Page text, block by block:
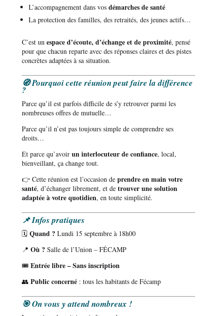
L’accompagnement dans vos démarches de santé
La protection des familles, des retraités, des jeunes actifs…
C’est un espace d’écoute, d’échange et de proximité, pensé
pour que chacun reparte avec des réponses claires et des pistes
concrètes adaptées à sa situation.
🧭 Pourquoi cette réunion peut faire la différence
?
Parce qu’il est parfois difficile de s’y retrouver parmi les
nombreuses offres de mutuelle…
Parce qu’il n’est pas toujours simple de comprendre ses
droits…
Et parce qu’avoir un interlocuteur de confiance, local,
bienveillant, ça change tout.
👉 Cette réunion est l’occasion de prendre en main votre
santé, d’échanger librement, et de trouver une solution
adaptée à votre quotidien, en toute simplicité.
📌 Infos pratiques
🗓️ Quand ?Lundi 15 septembre à 18h00
📍 Où ?Salle de l’Union – FÉCAMP
🎟️ Entrée libre – Sans inscription
👥 Public concerné: tous les habitants de Fécamp
🎯 On vous y attend nombreux !